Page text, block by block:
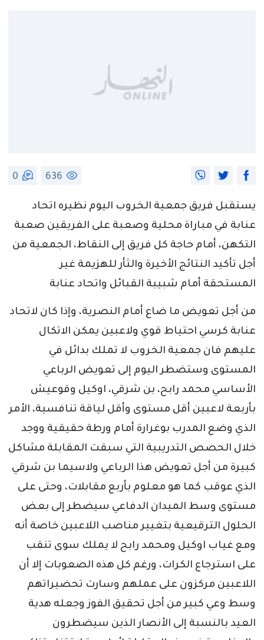
636
0
يستقبل فريق جمعية الخروب اليوم نظيره اتحاد
عنابة في مباراة محلية وصعبة على الفريقين صعبة
التكهن، أمام حاجة كل فريق إلى النقاط، الجمعية من
أجل تأكيد النتائج الأخيرة والثأر للهزيمة غير
المستحقة أمام شبيبة القبائل واتحاد عنابة
من أجل تعويض ما ضاع أمام النصرية، وإذا كان لاتحاد
عنابة كرسي احتياط قوي ولاعبين يمكن الاتكال
عليهم فان جمعية الخروب لا تملك بدائل في
المستوى وستضطر اليوم إلى تعويض الرباعي
الأساسي محمد رابح، بن شرقي، اوكيل وقوعيش
بأربعة لاعبين أقل مستوى وأقل لياقة تنافسية، الأمر
الذي وضع المدرب بوغرارة أمام ورطة حقيقية ووجد
خلال الحصص التدريبية التي سبقت المقابلة مشاكل
كبيرة من أجل تعويض هذا الرباعي ولاسيما بن شرقي
الذي عوقب كما هو معلوم بأربع مقابلات، وحتى على
مستوى وسط الميدان الدفاعي سيضطر إلى بعض
الحلول الترقيعية بتغيير مناصب اللاعبين خاصة أنه
ومع غياب اوكيل ومحمد رابح لا يملك سوى تنقب
على استرجاع الكرات، ورغم كل هذه الصعوبات إلا أن
اللاعبين مركزون على عملهم وسارت تحضيراتهم
وسط وعي كبير من أجل تحقيق الفوز وجعله هدية
العيد بالنسبة إلى الأنصار الذين سيضطرون